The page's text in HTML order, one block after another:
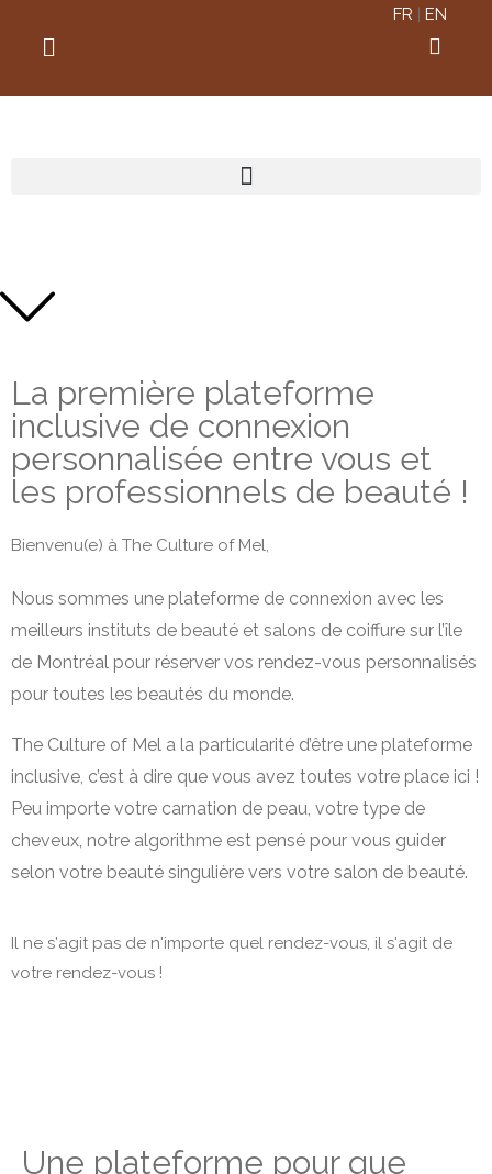
FR |EN
La première plateforme
inclusive de connexion
personnalisée entre vous et
les professionnels de beauté !
Bienvenu(e) à The Culture of Mel,
Nous sommes une plateforme de connexion avec les
meilleurs instituts de beauté et salons de coiffure sur l’île
de Montréal pour réserver vos rendez-vous personnalisés
pour toutes les beautés du monde.
The Culture of Mel a la particularité d’être une plateforme
inclusive, c’est à dire que vous avez toutes votre place ici !
Peu importe votre carnation de peau, votre type de
cheveux, notre algorithme est pensé pour vous guider
selon votre beauté singulière vers votre salon de beauté.
Il ne s'agit pas de n'importe quel rendez-vous, il s'agit de
votre rendez-vous !
Une plateforme pour que